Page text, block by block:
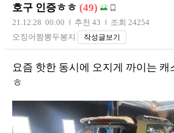
장착시공사진
호구 인증ㅎㅎ (49)
21.12.28 00:00 추천 43
조회 24254
오징어짬뽕두봉지
작성글보기
요즘 핫한 동시에 오지게 까이는 캐
ㅎ